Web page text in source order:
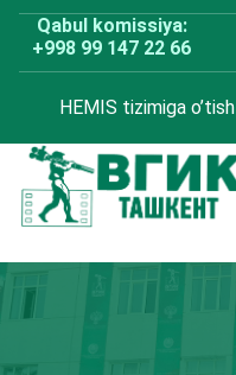
Skip
content
Qabul komissiya:
+998 99 147 22 66
HEMIS tizimiga o’tish